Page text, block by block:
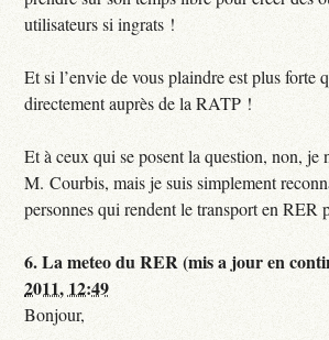
utilisateurs si ingrats !
Et si l’envie de vous plaindre est plus forte
directement auprès de la RATP !
Et à ceux qui se posent la question, non, je
M. Courbis, mais je suis simplement
personnes qui rendent le transport en RER
6.La meteo du RER (mis a jour en
2011, 12:49
Bonjour,